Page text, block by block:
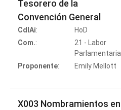
Tesorero de la
Convención General
CdlAi:
HoD
Com.:
21 - Labor
Parlamentaria
Proponente: Emily Mellott
X003 Nombramientos en